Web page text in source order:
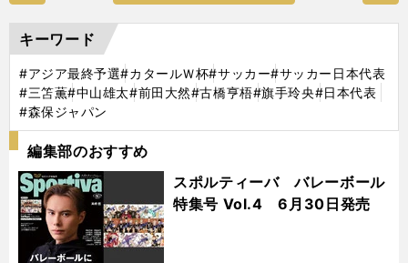
キーワード
#アジア最終予選#カタールＷ杯#サッカー#サッカー日本代表
#三笘薫#中山雄太#前田大然#古橋亨梧#旗手玲央#日本代表
#森保ジャパン
編集部のおすすめ
スポルティーバ バレーボール
特集号 Vol.4 6月30日発売